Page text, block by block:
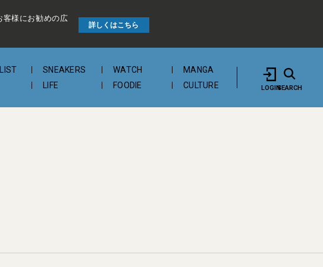
客様にお勧めの広
詳しくはこちら
SNEAKERS WATCH
MANGA
LIFE FOODIE CULTURE LOGINSEARCH